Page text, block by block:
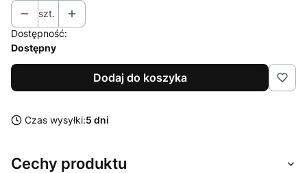
szt.
Dostępność:
Dostępny
Dodaj do koszyka
Czas wysyłki:5 dni
Cechy produktu